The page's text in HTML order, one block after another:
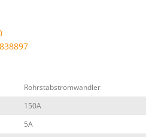
Rohrstabstromwandler
150A
5A